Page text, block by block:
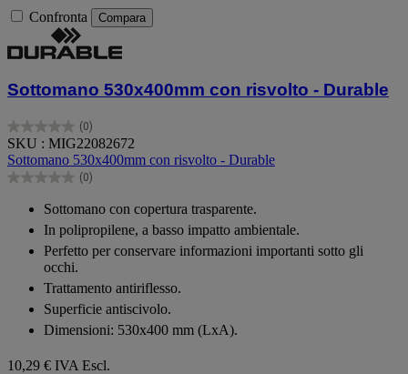
Confronta Compara
Sottomano 530x400mm con risvolto - Durable
(0)
0.0
su
5
stelle.
SKU : MIG22082672
Sottomano 530x400mm con risvolto - Durable
(0)
0.0
stelle.
Sottomano con copertura trasparente.
In polipropilene, a basso impatto ambientale.
Perfetto per conservare informazioni importanti sotto gli
occhi.
Trattamento antiriflesso.
Superficie antiscivolo.
Dimensioni: 530x400 mm (LxA).
10,29 € IVA Escl.